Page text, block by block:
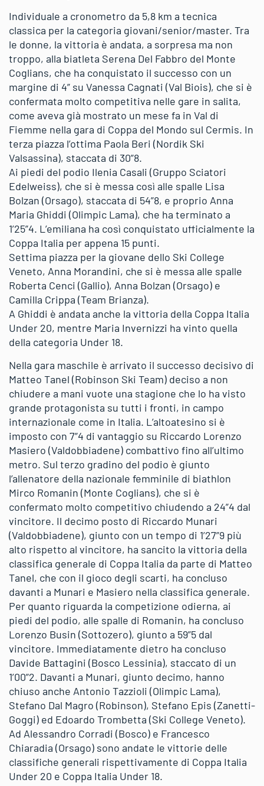
Individuale a cronometro da 5,8 km a tecnica
classica per la categoria giovani/senior/master. Tra
le donne, la vittoria è andata, a sorpresa ma non
troppo, alla biatleta Serena Del Fabbro del Monte
Coglians, che ha conquistato il successo con un
margine di 4” su Vanessa Cagnati (Val Biois), che si è
confermata molto competitiva nelle gare in salita,
come aveva già mostrato un mese fa in Val di
Fiemme nella gara di Coppa del Mondo sul Cermis. In
terza piazza l’ottima Paola Beri (Nordik Ski
Valsassina), staccata di 30”8.
Ai piedi del podio Ilenia Casali (Gruppo Sciatori
Edelweiss), che si è messa così alle spalle Lisa
Bolzan (Orsago), staccata di 54”8, e proprio Anna
Maria Ghiddi (Olimpic Lama), che ha terminato a
1’25”4. L’emiliana ha così conquistato ufficialmente la
Coppa Italia per appena 15 punti.
Settima piazza per la giovane dello Ski College
Veneto, Anna Morandini, che si è messa alle spalle
Roberta Cenci (Gallio), Anna Bolzan (Orsago) e
Camilla Crippa (Team Brianza).
A Ghiddi è andata anche la vittoria della Coppa Italia
Under 20, mentre Maria Invernizzi ha vinto quella
della categoria Under 18.
Nella gara maschile è arrivato il successo decisivo di
Matteo Tanel (Robinson Ski Team) deciso a non
chiudere a mani vuote una stagione che lo ha visto
grande protagonista su tutti i fronti, in campo
internazionale come in Italia. L’altoatesino si è
imposto con 7”4 di vantaggio su Riccardo Lorenzo
Masiero (Valdobbiadene) combattivo fino all’ultimo
metro. Sul terzo gradino del podio è giunto
l’allenatore della nazionale femminile di biathlon
Mirco Romanin (Monte Coglians), che si è
confermato molto competitivo chiudendo a 24”4 dal
vincitore. Il decimo posto di Riccardo Munari
(Valdobbiadene), giunto con un tempo di 1’27”9 più
alto rispetto al vincitore, ha sancito la vittoria della
classifica generale di Coppa Italia da parte di Matteo
Tanel, che con il gioco degli scarti, ha concluso
davanti a Munari e Masiero nella classifica generale.
Per quanto riguarda la competizione odierna, ai
piedi del podio, alle spalle di Romanin, ha concluso
Lorenzo Busin (Sottozero), giunto a 59”5 dal
vincitore. Immediatamente dietro ha concluso
Davide Battagini (Bosco Lessinia), staccato di un
1’00”2. Davanti a Munari, giunto decimo, hanno
chiuso anche Antonio Tazzioli (Olimpic Lama),
Stefano Dal Magro (Robinson), Stefano Epis (Zanetti-
Goggi) ed Edoardo Trombetta (Ski College Veneto).
Ad Alessandro Corradi (Bosco) e Francesco
Chiaradia (Orsago) sono andate le vittorie delle
classifiche generali rispettivamente di Coppa Italia
Under 20 e Coppa Italia Under 18.